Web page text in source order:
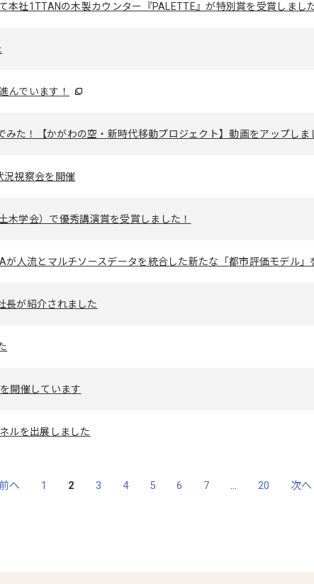
本社1TTANの木製カウンター『PALETTE』が特別賞を受賞しまし
んでいます！
みた！【かがわの空・新時代移動プロジェクト】動画をアップしま
況視察会を開催
木学会）で優秀講演賞を受賞しました！
が人流とマルチソースデータを統合した新たな「都市評価モデル」
長が紹介されました
開催しています
ルを出展しました
へ 1 2 3 4 5 6 7 … 20 次